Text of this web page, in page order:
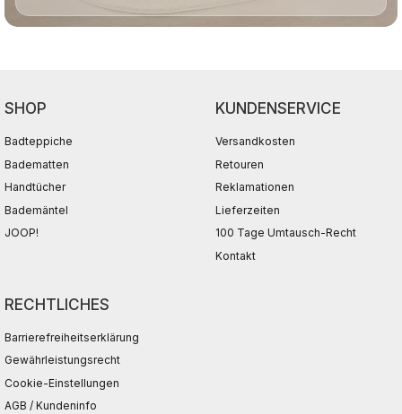
SHOP
Badteppiche
Badematten
Handtücher
Bademäntel
JOOP!
KUNDENSERVICE
Versandkosten
Retouren
Reklamationen
Lieferzeiten
100 Tage Umtausch-Recht
Kontakt
RECHTLICHES
Barrierefreiheitserklärung
Gewährleistungsrecht
Cookie-Einstellungen
AGB / Kundeninfo